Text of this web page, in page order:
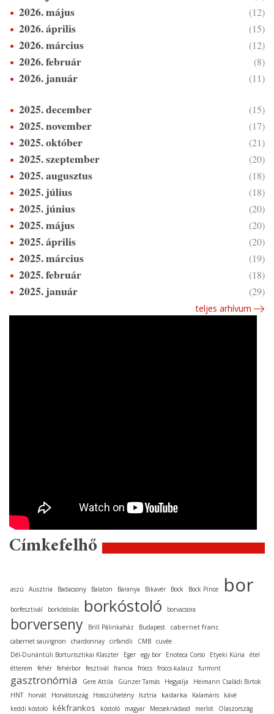
2026. május (12)
2026. április (15)
2026. március (12)
2026. február (8)
2026. január (11)
2025. december (15)
2025. november (17)
2025. október (21)
2025. szeptember (20)
2025. augusztus (18)
2025. július (18)
2025. június (20)
2025. május (20)
2025. április (20)
2025. március (19)
2025. február (18)
2025. január (29)
teljes arhívum
Címkefelhő
aszú Ausztria Badacsony Balaton Baranya Bikavér Bock Bock Pince bor
borfesztivál borkóstolás borkóstoló borvacsora
borverseny Brill Pálinkaház Budapest cabernet franc
cabernet sauvignon chardonnay cirfandli CMB cuvée
Dél-Dunántúli Borturisztikai Klaszter
Eger egy bor Enoteca Corso Etyeki Kúria
étel
étterem
fehér fehérbor fesztivál francia fröccs fröccs-kalauz furmint
gasztronómia Gere Attila Günzer Tamás Hegyalja
Heimann Családi Birtok
HNT
horvát Horvátország Hosszúhetény Isztria kadarka Kalamáris
kávé
keddi kóstoló kékfrankos kóstoló magyar Mecseknádasd merlot Olaszország